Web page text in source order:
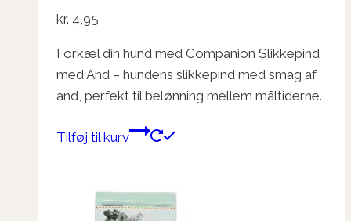
kr. 4,95
Forkæl din hund med Companion Slikkepind
med And – hundens slikkepind med smag af
and, perfekt til belønning mellem måltiderne.
Tilføj til kurv